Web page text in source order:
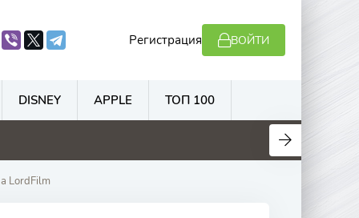
Регистрация ВОЙТИ
DISNEY APPLE ТОП 100
LordFilm